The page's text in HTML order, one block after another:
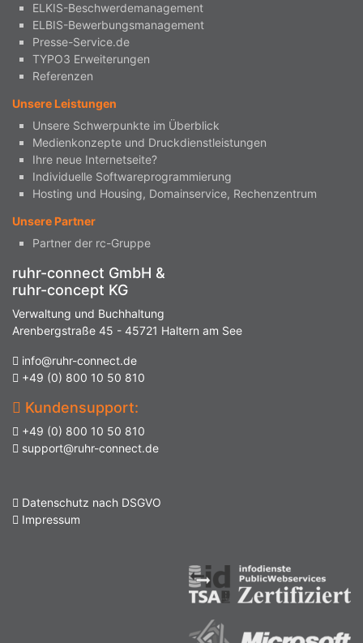
ELKIS-Beschwerdemanagement
ELBIS-Bewerbungsmanagement
Presse-Service.de
TYPO3 Erweiterungen
Referenzen
Unsere Leistungen
Unsere Schwerpunkte im Überblick
Medienkonzepte und Druckdienstleistungen
Ihre neue Internetseite?
Individuelle Softwareprogrammierung
Hosting und Housing, Domainservice, Rechenzentrum
Unsere Partner
Partner der rc-Gruppe
ruhr-connect GmbH &
ruhr-concept KG
Verwaltung und Buchhaltung
Arenbergstraße 45 - 45721 Haltern am See
info@ruhr-connect.de
+49 (0) 800 10 50 810
Kundensupport:
+49 (0) 800 10 50 810
support@ruhr-connect.de
Datenschutz nach DSGVO
Impressum